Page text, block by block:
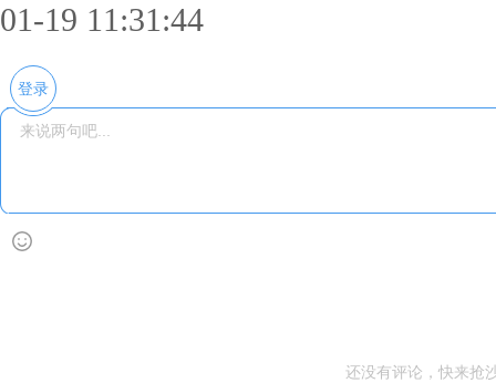
01-19 11:31:44
登录
还没有评论，快来抢